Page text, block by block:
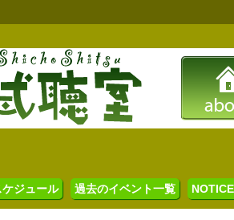
ケジュール 過去のイベント一覧